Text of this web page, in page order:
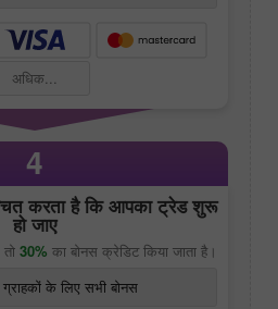
अधिक...
4
करता है कि आपका ट्रेड शुरू
हो जाए
30% का बोनस क्रेडिट किया जाता है।
के लिए सभी बोनस